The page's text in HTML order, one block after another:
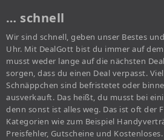
… schnell
Wir sind schnell, geben unser Bestes
Uhr. Mit DealGott bist du immer auf
musst weder lange auf die nächsten
sorgen, dass du einen Deal verpasst.
Schnäppchen sind befristetet oder
ausverkauft. Das heißt, du musst bei
denn sonst ist alles weg. Das ist oft der
Kategorien wie zum Beispiel
Preisfehler, Gutscheine und